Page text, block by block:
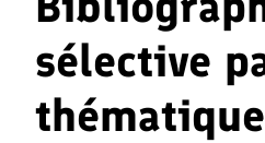
sélective
thématique